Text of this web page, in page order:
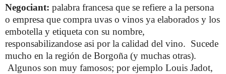
Negociant: palabra francesa que se refiere a la persona
o empresa que compra uvas o vinos ya elaborados y los
embotella y etiqueta con su nombre,
responsabilizandose asi por la calidad del vino. Sucede
mucho en la región de Borgoña (y muchas otras).
Algunos son muy famosos; por ejemplo Louis Jadot,